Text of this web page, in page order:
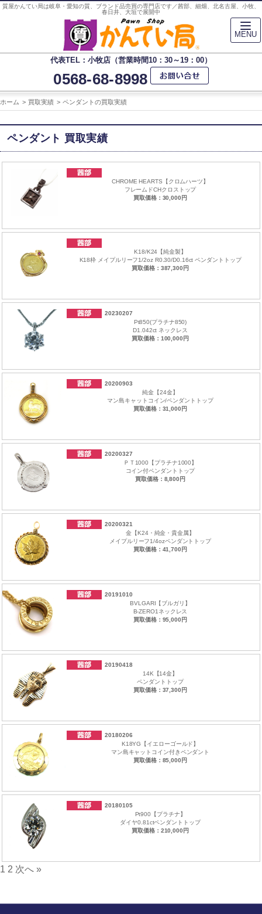
質屋かんてい局は岐阜・愛知の質、ブランド品売買の専門店です／茜部、細畑、北名古屋、小牧、
春日井、大垣で展開中
代表TEL：小牧店（営業時間10：30～19：00）
0568-68-8998
ホーム 買取実績 ペンダントの買取実績
ペンダント 買取実績
CHROME HEARTS【クロムハーツ】
フレームドCHクロストップ
買取価格：30,000円
K18/K24【純金製】
K18枠 メイプルリーフ1/2oz R0.30/D0.16ct ペンダントトップ
買取価格：387,300円
20230207
Pt850(プラチナ850)
D1.042ct ネックレス
買取価格：100,000円
20200903
純金【24金】
マン島キャットコイン/ペンダントトップ
買取価格：31,000円
20200327
ＰＴ1000【プラチナ1000】
コイン付ペンダントトップ
買取価格：8,800円
20200321
金【K24・純金・貴金属】
メイプルリーフ1/4ozペンダントトップ
買取価格：41,700円
20191010
BVLGARI【ブルガリ】
B-ZERO1ネックレス
買取価格：95,000円
20190418
14K【14金】
ペンダントトップ
買取価格：37,300円
20180206
K18YG【イエローゴールド】
マン島キャットコイン付きペンダント
買取価格：85,000円
20180105
Pt900【プラチナ】
ダイヤ0.81ctペンダントトップ
買取価格：210,000円
1 2 次へ »
MENU